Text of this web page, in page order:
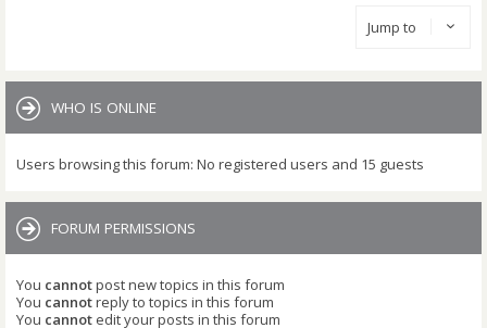
Jump to
WHO IS ONLINE
Users browsing this forum: No registered users and 15 guests
FORUM PERMISSIONS
You cannotpost new topics in this forum
You cannotreply to topics in this forum
You cannot edit your posts in this forum